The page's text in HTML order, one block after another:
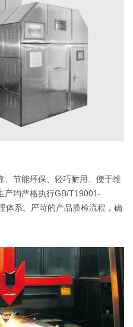
、节能环保、轻巧耐用、便于维
产均严格执行GB/T19001-
体系。严苛的产品质检流程，确